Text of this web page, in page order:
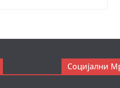
Социјални